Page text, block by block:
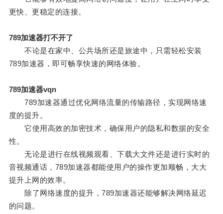
更快、更稳定的连接。
789加速器打不开了
不论是在家中、公共场所还是旅途中，只需轻松安装
789加速器，即可畅享快速的网络体验。
789加速器vqn
789加速器通过优化网络流量的传输路径，实现网络速
度的提升。
它使用高效的加密技术，确保用户的隐私和数据的安全
性。
无论是进行在线视频观看、下载大文件还是进行实时的
音视频通话，789加速器都能使用户的操作更加顺畅，大大
提升上网的效率。
除了网络速度的提升，789加速器还能够解决网络延迟
的问题。